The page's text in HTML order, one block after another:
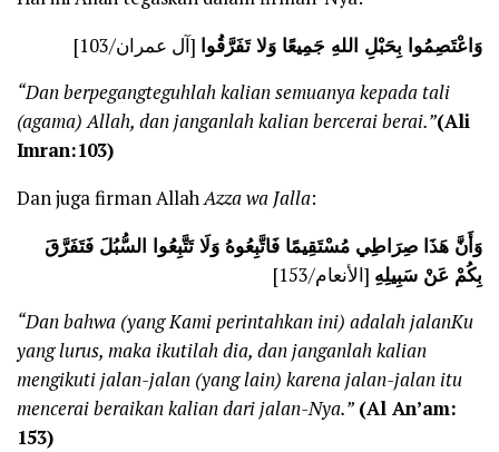
وَاعْتَصِمُوا بِحَبْلِ اللهِ جَمِيعًا وَلا تَفَرَّقُوا [آل عمران/103]
“Dan berpegangteguhlah kalian semuanya kepada tali
(agama) Allah, dan janganlah kalian bercerai berai.”(Ali
Imran:103)
Dan juga firman AllahAzza wa Jalla:
وَأَنَّ هَذَا صِرَاطِي مُسْتَقِيمًا فَاتَّبِعُوهُ وَلَا تَتَّبِعُوا السُّبُلَ فَتَفَرَّقَ
بِكُمْ عَنْ سَبِيلِهِ [الأنعام/153]
“Dan bahwa (yang Kami perintahkan ini) adalah jalanKu
yang lurus, maka ikutilah dia, dan janganlah kalian
mengikuti jalan-jalan (yang lain) karena jalan-jalan itu
mencerai beraikan kalian dari jalan-Nya.” (Al An’am:
153)